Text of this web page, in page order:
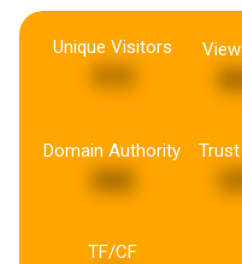
Unique Visitors
Domain Authority
858
TF/CF